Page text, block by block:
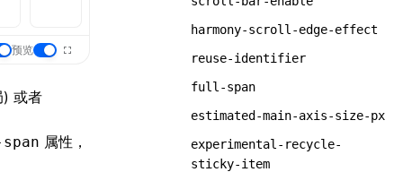
预览
或者
属性，
harmony-scroll-edge-effect
reuse-identifier
full-span
estimated-main-axis-size-px
experimental-recycle-
sticky-item